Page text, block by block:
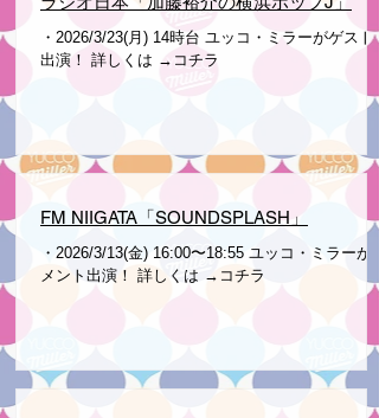
・2026/3/23(月) 14時台 ユッコ・ミラーがゲスト
出演！ 詳しくは →コチラ
FM NIIGATA「SOUNDSPLASH」
・2026/3/13(金) 16:00〜18:55 ユッコ・ミラーがコ
メント出演！ 詳しくは →コチラ